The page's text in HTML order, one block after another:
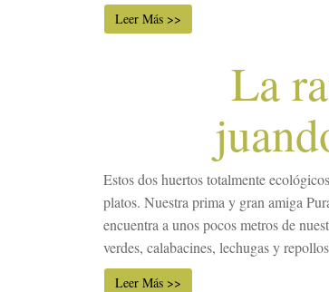
Leer Más >>
La
Estos dos huertos totalmente
platos. Nuestra prima y gran amiga
encuentra a unos pocos metros de
verdes, calabacines, lechugas y
Leer Más >>